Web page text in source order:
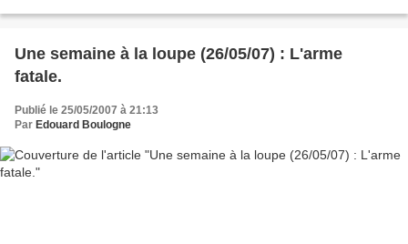
Une semaine à la loupe (26/05/07) : L'arme
fatale.
Publié le 25/05/2007 à 21:13
Par Edouard Boulogne